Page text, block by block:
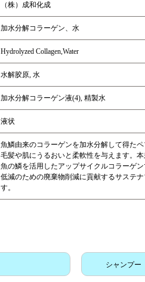
（株）成和化成
加水分解コラーゲン、水
Hydrolyzed Collagen,Water
水解胶原, 水
加水分解コラーゲン液(4), 精製水
液状
魚鱗由来のコラーゲンを加水分解して得た
毛髪や肌にうるおいと柔軟性を与えます。
魚の鱗を活用したアップサイクルコラーゲ
低減のための廃棄物削減に貢献するサステ
す。
シャンプー